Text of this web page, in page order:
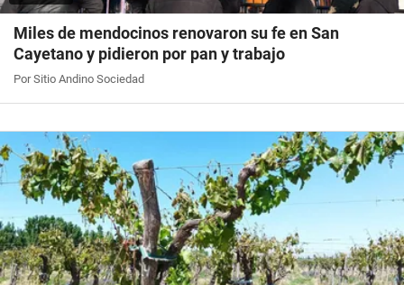
Miles de mendocinos renovaron su fe en San
Cayetano y pidieron por pan y trabajo
Por Sitio Andino Sociedad